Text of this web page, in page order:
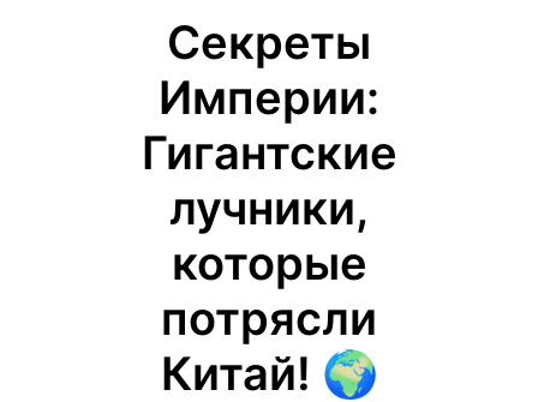
Секреты
Империи:
Гигантские
лучники,
которые
потрясли
Китай! 🌍